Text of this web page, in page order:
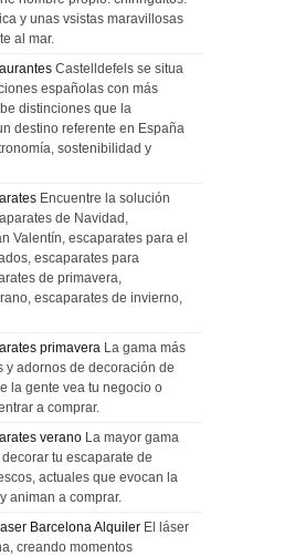
y unas vsistas maravillosas
al mar.
Castelldefels se situa
españolas con más
distinciones que la
destino referente en España
sostenibilidad y
Encuentre la solución
de Navidad,
Valentín, escaparates para el
escaparates para
de primavera,
escaparates de invierno,
primavera La gama más
y adornos de decoración de
la gente vea tu negocio o
a comprar.
verano La mayor gama
tu escaparate de
actuales que evocan la
animan a comprar.
Barcelona Alquiler El láser
creando momentos